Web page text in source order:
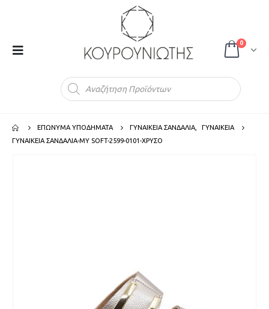
0
ΕΠΩΝΥΜΑ ΥΠΟΔΗΜΑΤΑ ΓΥΝΑΙΚΕΙΑ ΣΑΝΔΑΛΙΑ
ΓΥΝΑΙΚΕΙΑ
ΓΥΝΑΙΚΕΙΑ ΣΑΝΔΑΛΙΑ-MY SOFT-2599-0101-ΧΡΥΣΟ